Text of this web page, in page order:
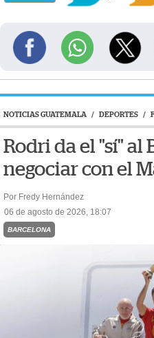
NOTICIAS GUATEMALA / DEPORTES /
Rodri da el "sí" al
negociar con el
Por Fredy Hernández
06 de agosto de 2026, 18:07
BARCELONA